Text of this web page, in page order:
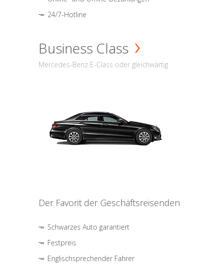
24/7-Hotline
Business Class
Mercedes-Benz E-Class oder gleichwärtig
Der Favorit der Geschäftsreisenden
Schwarzes Auto garantiert
Festpreis
Englischsprechender Fahrer